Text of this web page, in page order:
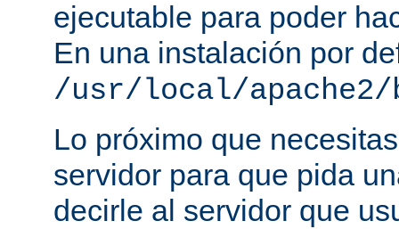
ejecutable para poder
En una instalación por
/usr/local/apache2/
Lo próximo que
servidor para que pida
decirle al servidor que